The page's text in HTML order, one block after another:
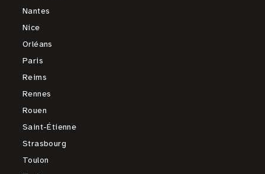
Nantes
Nice
Orléans
Paris
Reims
Rennes
Rouen
Saint-Étienne
Strasbourg
Toulon